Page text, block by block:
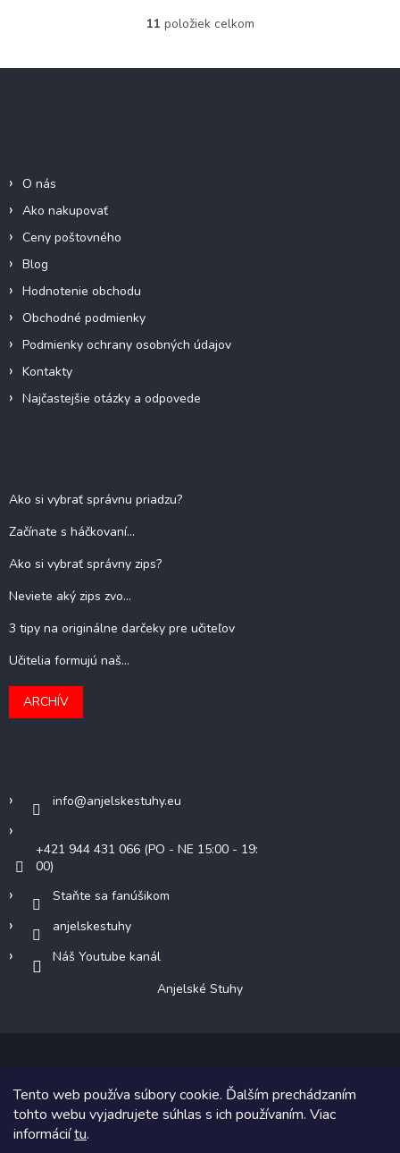
Tento web používa súbory cookie. Ďalším prechádzaním
tohto webu vyjadrujete súhlas s ich používaním. Viac
informáciítu.
O
l
s
u
11 položiek celkom
O nás
Ako nakupovať
Ceny poštovného
Blog
Hodnotenie obchodu
Obchodné podmienky
Podmienky ochrany osobných údajov
Kontakty
Najčastejšie otázky a odpovede
Ako si vybrať správnu priadzu?
Začínate s háčkovaní...
Ako si vybrať správny zips?
Neviete aký zips zvo...
3 tipy na originálne darčeky pre učiteľov
Učitelia formujú naš...
ARCHÍV
info@anjelskestuhy.eu
+421 944 431 066 (PO - NE 15:00 - 19:
00)
Staňte sa fanúšikom
anjelskestuhy
Náš Youtube kanál
Anjelské Stuhy
Copyright 2026Anjelské Stuhy. Všetky práva vyhradené.
Grafický návrh vytvoril a na Shoptet implementoval